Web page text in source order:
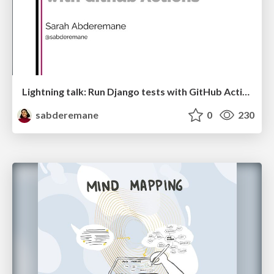
Lightning talk: Run Django tests with GitHub Actions
sabderemane
0 230